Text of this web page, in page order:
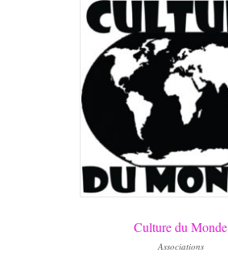
Culture du Monde
Associations